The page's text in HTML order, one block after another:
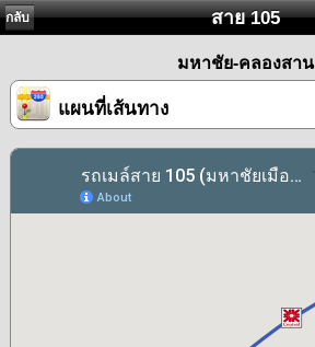
กลับ สาย 105
มหาชัย-คลองสาน
แผนที่เส้นทาง